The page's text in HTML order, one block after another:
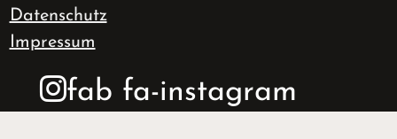
Datenschutz
Impressum
fab fa-instagram